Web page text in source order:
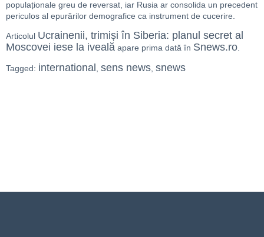
populaționale greu de reversat, iar Rusia ar consolida un precedent
periculos al epurărilor demografice ca instrument de cucerire.
Articolul Ucrainenii, trimiși în Siberia: planul secret al
Moscovei iese la iveală apare prima dată în Snews.ro.
Tagged: international sens news snews